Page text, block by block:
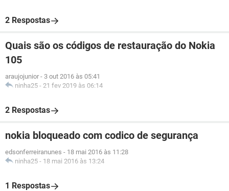
2 Respostas
Quais são os códigos de restauração do Nokia
105
araujojunior - 3 out 2016 às 05:41
ninha25 - 21 fev 2019 às 06:14
2 Respostas
nokia bloqueado com codico de segurança
edsonferreiranunes - 18 mai 2016 às 11:28
ninha25 - 18 mai 2016 às 13:24
1 Respostas